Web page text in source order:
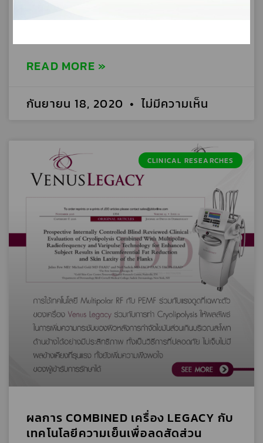
งานวิจัยประสิทธิภาพและความปลอดภัย
READ MORE »
กันยายน 18, 2020 ไม่มีความเห็น
CLINICAL RESEARCHES
ผลการ COMBINED เครื่อง LEGACY กับ
เทคโนโลยีความเย็นเพื่อลดสัดส่วน